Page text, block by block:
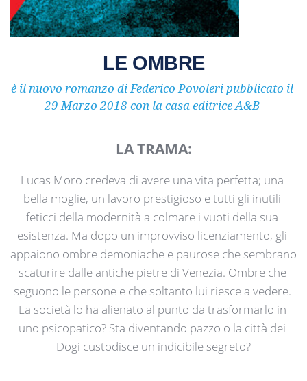
LE OMBRE
è il nuovo romanzo di Federico Povoleri pubblicato il
29 Marzo 2018 con la casa editrice A&B
LA TRAMA:
Lucas Moro credeva di avere una vita perfetta; una
bella moglie, un lavoro prestigioso e tutti gli inutili
feticci della modernità a colmare i vuoti della sua
esistenza. Ma dopo un improvviso licenziamento, gli
appaiono ombre demoniache e paurose che sembrano
scaturire dalle antiche pietre di Venezia. Ombre che
seguono le persone e che soltanto lui riesce a vedere.
La società lo ha alienato al punto da trasformarlo in
uno psicopatico? Sta diventando pazzo o la città dei
Dogi custodisce un indicibile segreto?